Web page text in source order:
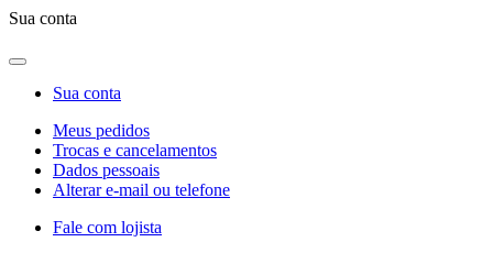
Sua conta
Sua conta
Meus pedidos
Trocas e cancelamentos
Dados pessoais
Alterar e-mail ou telefone
Fale com lojista